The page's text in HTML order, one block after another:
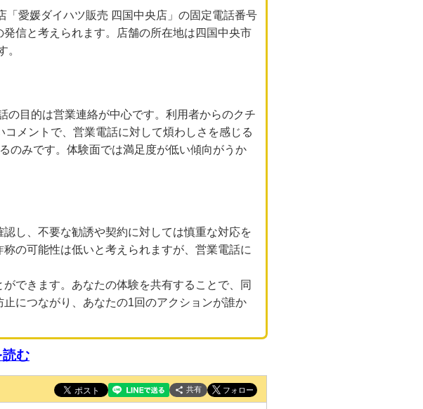
愛媛ダイハツ販売 四国中央店」の固定電話番号
信と考えられます。店舗の所在地は四国中央市
。
の目的は営業連絡が中心です。利用者からのクチ
メントで、営業電話に対して煩わしさを感じる
のみです。体験面では満足度が低い傾向がうか
し、不要な勧誘や契約に対しては慎重な対応を
の可能性は低いと考えられますが、営業電話に
できます。あなたの体験を共有することで、同
につながり、あなたの1回のアクションが誰か
読む
共有